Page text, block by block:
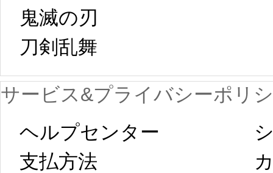
日から工場生産
が一時停止いた
します。 2月5日
以後のご注文
プレ
新春
鬼滅の刃
刀剣乱舞
サービス&プライバシーポリ
ヘルプセンター
支払方法